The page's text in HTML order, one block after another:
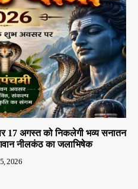
17 अगस्त को निकलेगी भव्य सनातन
नीलकंठ का जलाभिषेक
2026